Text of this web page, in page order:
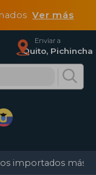
Ver más
Enviar a
Quito, Pichincha
importados más